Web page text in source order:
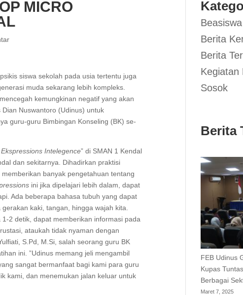
MICRO
siswa sekolah pada usia tertentu juga
muda sekarang lebih kompleks.
kemungkinan negatif yang akan
Nuswantoro (Udinus) untuk
guru-guru Bimbingan Konseling (BK) se-
Intelegence” di SMAN 1 Kendal
dan sekitarnya. Dihadirkan praktisi
banyak pengetahuan tentang
ini jika dipelajari lebih dalam, dapat
Ada beberapa bahasa tubuh yang dapat
gerakan kaki, tangan, hingga wajah kita.
2 detik, dapat memberikan informasi pada
ataukah tidak nyaman dengan
S.Pd, M.Si, salah seorang guru BK
ini. ”Udinus memang jeli mengambil
sangat bermanfaat bagi kami para guru
kami, dan menemukan jalan keluar untuk
Beasiswa
Berita
Berita
Kegiatan
Sosok
Berita
FEB Udinus
Kupas
Berbagai
Maret 7, 2025